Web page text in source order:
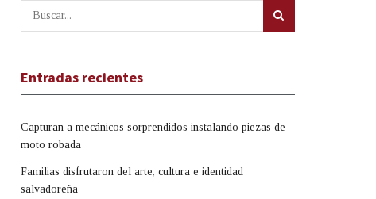
Entradas recientes
Capturan a mecánicos sorprendidos instalando piezas de
moto robada
Familias disfrutaron del arte, cultura e identidad
salvadoreña